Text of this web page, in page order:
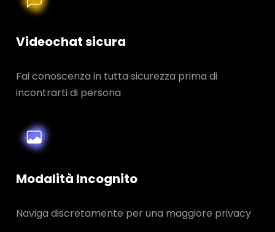
Videochat sicura
Fai conoscenza in tutta sicurezza prima di
incontrarti di persona
Modalità Incognito
Naviga discretamente per una maggiore privacy